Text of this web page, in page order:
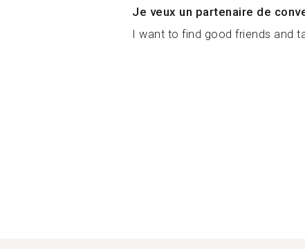
Je veux un partenaire de
I want to find good friends and